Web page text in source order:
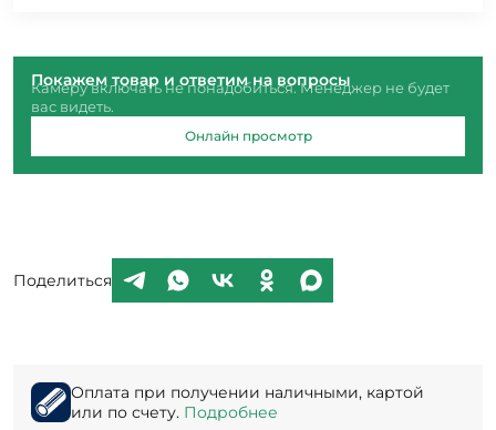
Покажем товар и ответим на вопросы
Камеру включать не понадобиться. Менеджер не будет
вас видеть.
Онлайн просмотр
Поделиться
Оплата при получении наличными, картой
или по счету. Подробнее